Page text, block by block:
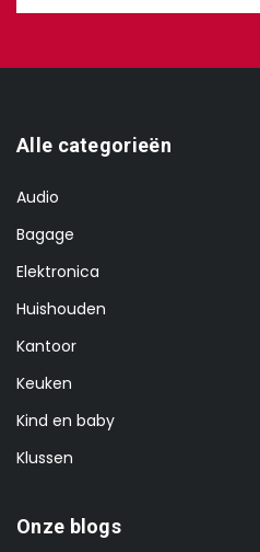
Alle categorieën
Audio
Bagage
Elektronica
Huishouden
Kantoor
Keuken
Kind en baby
Klussen
Onze blogs